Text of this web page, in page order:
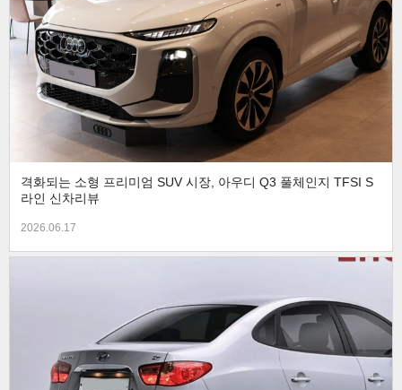
격화되는 소형 프리미엄 SUV 시장, 아우디 Q3 풀체인지 TFSI S
라인 신차리뷰
2026.06.17